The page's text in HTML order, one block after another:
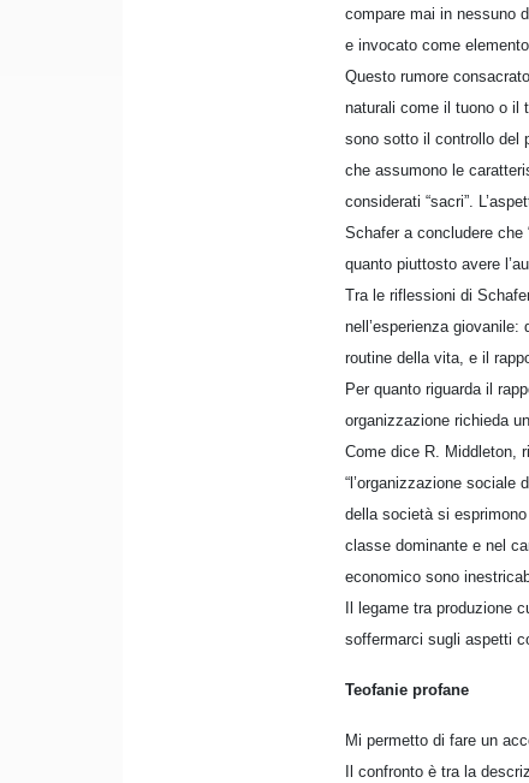
compare mai in nessuno
e invocato come
Questo rumore
naturali come il tuono o il
sono sotto il controllo del
che assumono le
considerati “sacri”.
Schafer a concludere
quanto piuttosto avere
Tra le riflessioni di
nell’esperienza
routine della vita, e il
Per quanto riguarda il
organizzazione richieda
Come dice R. Middleton,
“l’organizzazione sociale
della società si
classe dominante e nel
economico sono
Il legame tra produzione
soffermarci sugli aspetti
Teofanie profane
Mi permetto di fare un
Il confronto è tra la